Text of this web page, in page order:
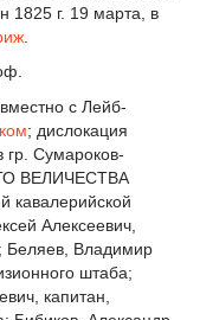
1825 г. 19 марта, в
с Лейб-
; дислокация
гр. Сумароков-
ВЕЛИЧЕСТВА
кавалерийской
Алексеевич,
Беляев, Владимир
штаба;
капитан,